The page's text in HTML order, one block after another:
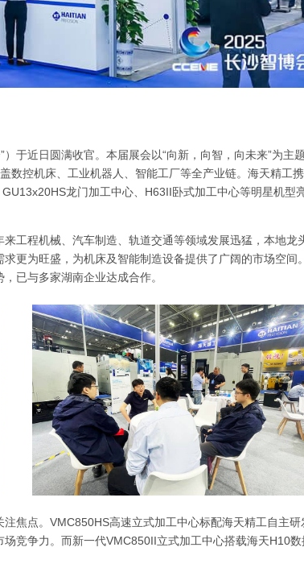
于近日圆满收官。本届展会以“向新，向智，向未来”为主
数控机床、工业机器人、智能工厂等全产业链。海天精工携
龙门加工中心、H63II卧式加工中心等明星机型
工程机械、汽车制造、轨道交通等领域发展迅猛，本地龙
更为旺盛，为机床及智能制造设备提供了广阔的市场空间
已与多家湖南企业达成合作。
焦点。VMC850HS高速立式加工中心标配海天精工自主研
竞争力。而新一代VMC850II立式加工中心搭载海天H10数